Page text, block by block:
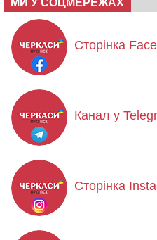
МИ У СОЦМЕРЕЖАХ
Сторінка
Канал у
Сторінка